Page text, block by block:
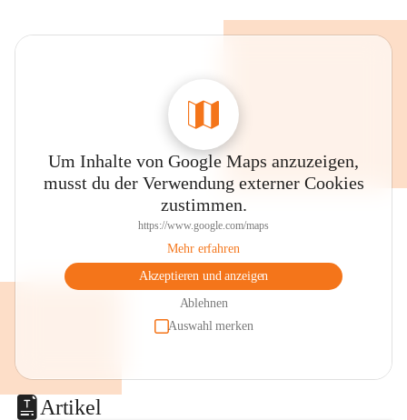
Um Inhalte von Google Maps anzuzeigen,
musst du der Verwendung externer Cookies
zustimmen.
https://www.google.com/maps
Mehr erfahren
Akzeptieren und anzeigen
Ablehnen
Auswahl merken
Artikel